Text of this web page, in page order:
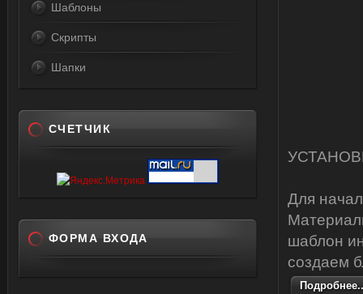
Для
шаблон
создаем
Шаблоны
Скрипты
Шапки
СЧЕТЧИК
ФОРМА ВХОДА